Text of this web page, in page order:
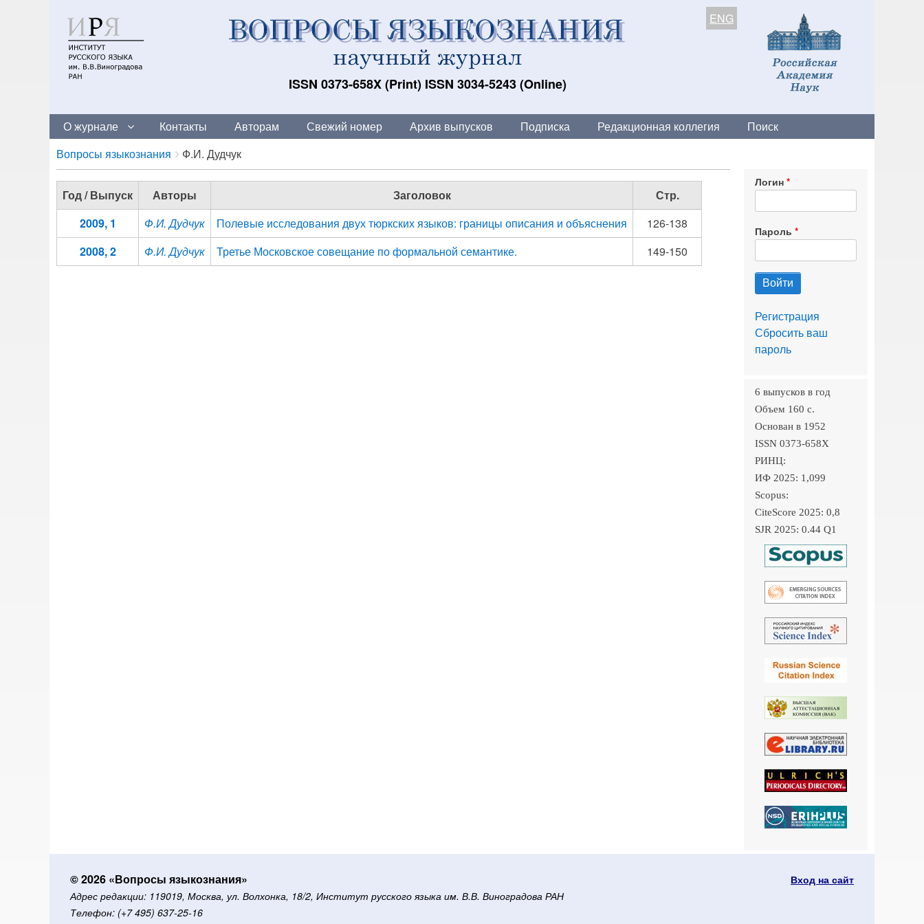
ISSN 0373-658X (Print) ISSN 3034-5243 (Online)
ENG
О журнале Контакты Авторам Свежий номер Архив выпусков Подписка Редакционная коллегия Поиск
Breadcrumbs
You
are
here:
Вопросы языкознания Ф.И. Дудчук
Год / Выпуск Авторы Заголовок
Стр.
2009, 1
Ф.И. Дудчук Полевые исследования двух тюркских языков: границы описания и объяснения
126-138
2008, 2
Ф.И. Дудчук Третье Московское совещание по формальной семантике. 149-150
Логин
Пароль
Регистрация
Сбросить ваш
пароль
6 выпусков в год
Объем 160 c.
Основан в 1952
ISSN 0373-658X
РИНЦ:
ИФ 2025: 1,099
Scopus:
CiteScore 2025: 0,8
SJR 2025: 0.44 Q1
© 2026 «Вопросы языкознания»
Адрес редакции: 119019, Москва, ул. Волхонка, 18/2, Институт русского языка им. В.В. Виноградова РАН
Телефон: (+7 495) 637-25-16
Вход на сайт